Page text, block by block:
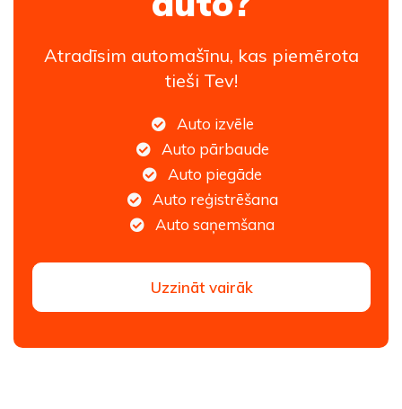
Atradīsim automašīnu, kas piemērota
tieši Tev!
Auto izvēle
Auto pārbaude
Auto piegāde
Auto reģistrēšana
Auto saņemšana
Uzzināt vairāk